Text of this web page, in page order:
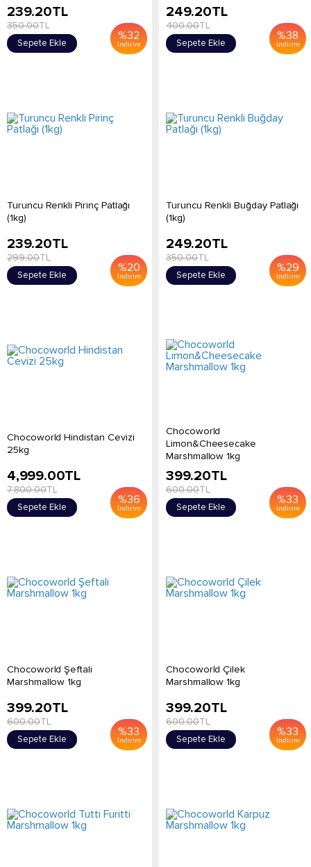
%32
İndirim
239.20TL
350.00TL
Sepete Ekle
%38
İndirim
249.20TL
400.00TL
Sepete Ekle
Turuncu Renkli Pirinç Patlağı
(1kg)
%20
İndirim
239.20TL
299.00TL
Sepete Ekle
Turuncu Renkli Buğday Patlağı
(1kg)
%29
İndirim
249.20TL
350.00TL
Sepete Ekle
Chocoworld Hindistan Cevizi
25kg
%36
İndirim
4,999.00TL
7,800.00TL
Sepete Ekle
Chocoworld
Limon&Cheesecake
Marshmallow 1kg
%33
İndirim
399.20TL
600.00TL
Sepete Ekle
Chocoworld Şeftali
Marshmallow 1kg
%33
İndirim
399.20TL
600.00TL
Sepete Ekle
Chocoworld Çilek
Marshmallow 1kg
%33
İndirim
399.20TL
600.00TL
Sepete Ekle